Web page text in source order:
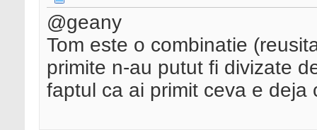
@geany
Tom este o combinatie
primite n-au putut fi divizate
faptul ca ai primit ceva e deja